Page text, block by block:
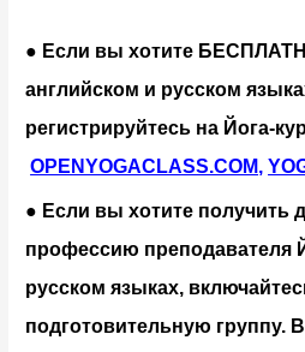
● Если вы хотите
английском и русском
регистрируйтесь на Йога-
OPENYOGACLASS.COM,
● Если вы хотите получить
профессию преподавателя
русском языках,
подготовительную группу.